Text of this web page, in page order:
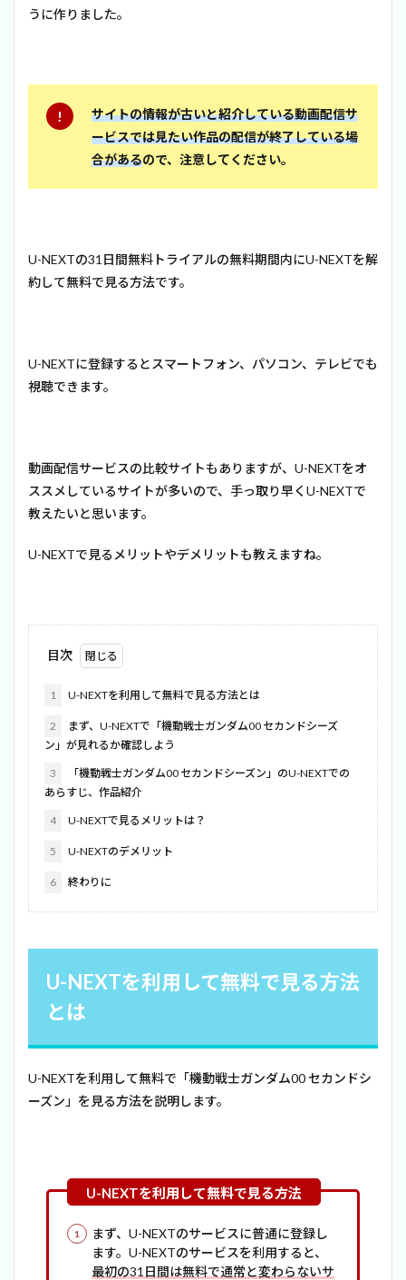
うに作りました。
サイトの情報が古いと紹介している動画配信サ
ービスでは見たい作品の配信が終了している場
合があるので、注意してください。
U-NEXTの31日間無料トライアルの無料期間内にU-NEXTを解
約して無料で見る方法です。
U-NEXTに登録するとスマートフォン、パソコン、テレビでも
視聴できます。
動画配信サービスの比較サイトもありますが、U-NEXTをオ
ススメしているサイトが多いので、手っ取り早くU-NEXTで
教えたいと思います。
U-NEXTで見るメリットやデメリットも教えますね。
目次
1 U-NEXTを利用して無料で見る方法とは
2
まず、U-NEXTで「機動戦士ガンダム00 セカンドシーズ
ン」が見れるか確認しよう
3
「機動戦士ガンダム00 セカンドシーズン」のU-NEXTでの
あらすじ、作品紹介
4 U-NEXTで見るメリットは？
5 U-NEXTのデメリット
6 終わりに
U-NEXTを利用して無料で見る方法
とは
U-NEXTを利用して無料で「機動戦士ガンダム00 セカンドシ
ーズン」を見る方法を説明します。
まず、U-NEXTのサービスに普通に登録し
ます。U-NEXTのサービスを利用すると、
最初の31日間は無料で通常と変わらないサ